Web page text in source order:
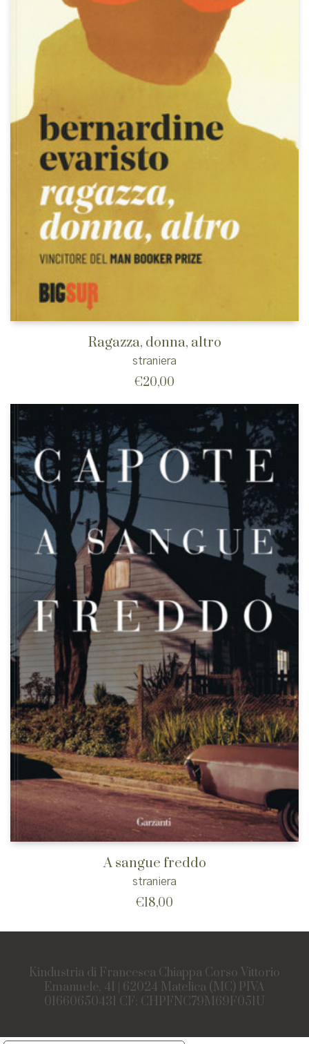
Ragazza, donna, altro
straniera
€20,00
A sangue freddo
straniera
€18,00
Kindustria di Francesca Chiappa Corso Vittorio
Emanuele, 41 | 62024 Matelica (MC) PIVA
01660650431 CF: CHPFNC79M69F051U